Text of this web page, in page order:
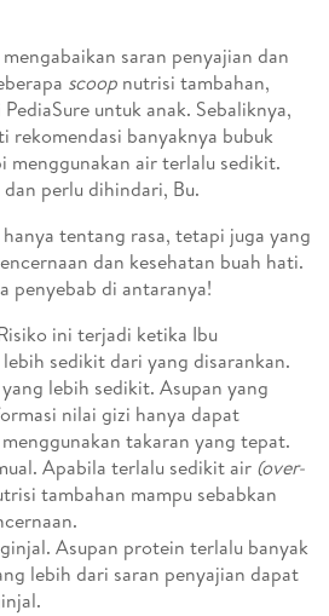
saran penyajian dan
scoop nutrisi tambahan,
untuk anak. Sebaliknya,
rekomendasi banyaknya bubuk
menggunakan air terlalu sedikit.
perlu dihindari, Bu.
tentang rasa, tetapi juga yang
dan kesehatan buah hati.
penyebab di antaranya!
ini terjadi ketika Ibu
sedikit dari yang disarankan.
lebih sedikit. Asupan yang
nilai gizi hanya dapat
takaran yang tepat.
Apabila terlalu sedikit air (over-
tambahan mampu sebabkan
Asupan protein terlalu banyak
lebih dari saran penyajian dapat